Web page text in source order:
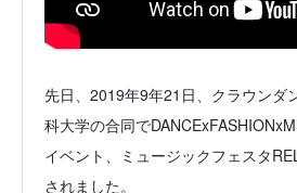
先日、2019年9年21日、クラウンダ
科大学の合同で
イベント、ミュージックフェスタ
されました。